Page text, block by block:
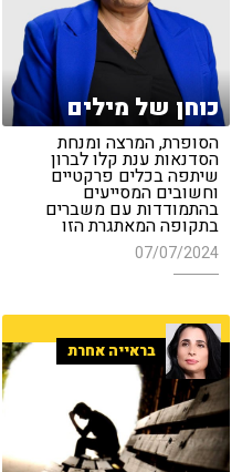
כוחן של מילים
הסופרת, המרצה ומנחת
הסדנאות ענת קלו לברון
שיתפה בכלים פרקטיים
וחשובים המסייעים
בהתמודדות עם משברים
בתקופה המאתגרת הזו
07/07/2024
בראייה אחרת